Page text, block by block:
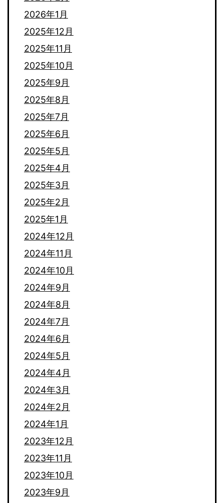
2026年1月
2025年12月
2025年11月
2025年10月
2025年9月
2025年8月
2025年7月
2025年6月
2025年5月
2025年4月
2025年3月
2025年2月
2025年1月
2024年12月
2024年11月
2024年10月
2024年9月
2024年8月
2024年7月
2024年6月
2024年5月
2024年4月
2024年3月
2024年2月
2024年1月
2023年12月
2023年11月
2023年10月
2023年9月